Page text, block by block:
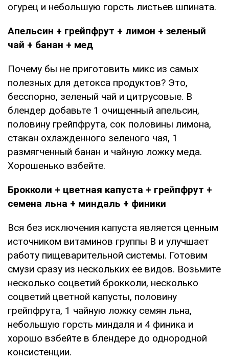
огурец и небольшую горсть листьев шпината.
Апельсин + грейпфрут + лимон + зеленый
чай + банан + мед
Почему бы не приготовить микс из самых
полезных для детокса продуктов? Это,
бесспорно, зеленый чай и цитрусовые. В
блендер добавьте 1 очищенный апельсин,
половину грейпфрута, сок половины лимона,
стакан охлажденного зеленого чая, 1
размягченный банан и чайную ложку меда.
Хорошенько взбейте.
Брокколи + цветная капуста + грейпфрут +
семена льна + миндаль + финики
Вся без исключения капуста является ценным
источником витаминов группы В и улучшает
работу пищеварительной системы. Готовим
смузи сразу из нескольких ее видов. Возьмите
несколько соцветий брокколи, несколько
соцветий цветной капусты, половину
грейпфрута, 1 чайную ложку семян льна,
небольшую горсть миндаля и 4 финика и
хорошо взбейте в блендере до однородной
консистенции.